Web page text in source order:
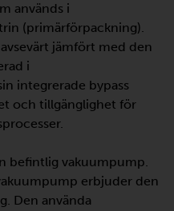
används i
(primärförpackning).
jämfört med den
i
integrerade bypass
och tillgänglighet för
befintlig vakuumpump.
erbjuder den
Den använda